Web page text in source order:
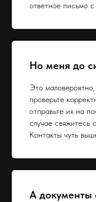
ответное письмо
Но меня до
Это
проверьте
отправьте их на
случае свяжитесь
Контакты чуть
А документы